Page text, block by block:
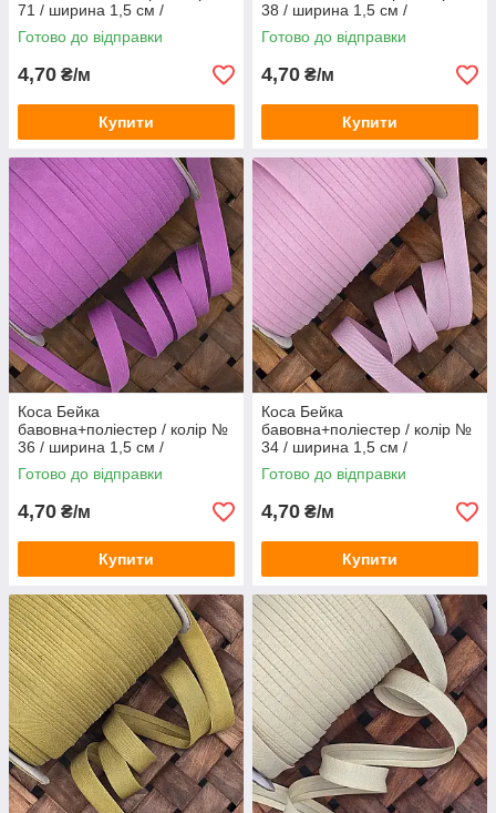
71 / ширина 1,5 см /
замовлення від 1 метра
Готово до відправки
4,70 ₴/м
Купити
38 / ширина 1,5 см /
замовлення від 1 метра
Готово до відправки
4,70 ₴/м
Купити
Коса Бейка
бавовна+поліестер / колір №
36 / ширина 1,5 см /
замовлення від 1 метра
Готово до відправки
4,70 ₴/м
Купити
Коса Бейка
бавовна+поліестер / колір №
34 / ширина 1,5 см /
замовлення від 1 метра
Готово до відправки
4,70 ₴/м
Купити